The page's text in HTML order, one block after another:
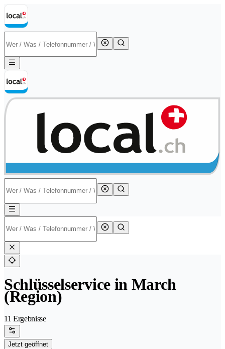
Schlüsselservice in March
(Region)
11 Ergebnisse
Jetzt geöffnet